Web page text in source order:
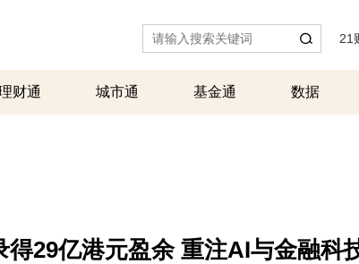
21
财通 城市通 基金通 数据
得29亿港元盈余 重注AI与金融科